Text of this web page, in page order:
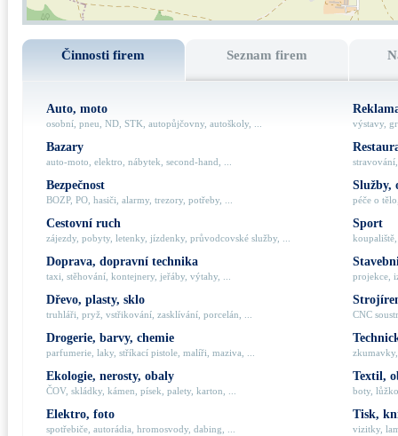
Činnosti firem Seznam firem
Auto, moto
osobní, pneu, ND, STK, autopůjčovny, autoškoly, ...
Bazary
auto-moto, elektro, nábytek, second-hand, ...
Bezpečnost
BOZP, PO, hasiči, alarmy, trezory, potřeby, ...
Cestovní ruch
zájezdy, pobyty, letenky, jízdenky, průvodcovské služby, ...
Doprava, dopravní technika
taxi, stěhování, kontejnery, jeřáby, výtahy, ...
Dřevo, plasty, sklo
truhláři, pryž, vstřikování, zasklívání, porcelán, ...
Drogerie, barvy, chemie
parfumerie, laky, stříkací pistole, malíři, maziva, ...
Ekologie, nerosty, obaly
ČOV, skládky, kámen, písek, palety, karton, ...
Elektro, foto
spotřebiče, autorádia, hromosvody, dabing, ...
výstavy,
Služby,
péče o
Sport
projekce,
CNC
Textil,
boty,
Tisk,
vizitky,